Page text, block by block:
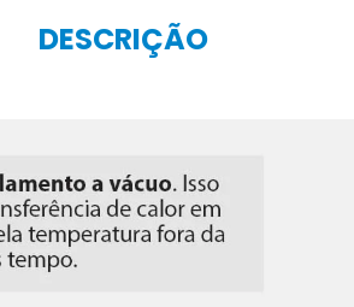
DESCRIÇÃO